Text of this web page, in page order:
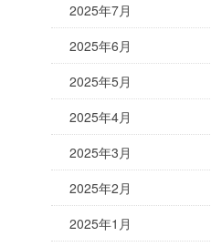
2025年7月
2025年6月
2025年5月
2025年4月
2025年3月
2025年2月
2025年1月